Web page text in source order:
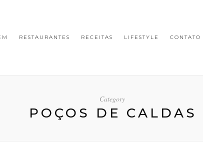
RESTAURANTES RECEITAS LIFESTYLE CONTATO
Category
POÇOS DE CALDAS